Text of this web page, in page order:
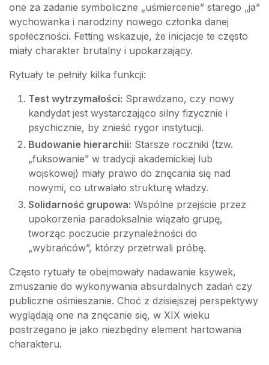
one za zadanie symboliczne „uśmiercenie” starego „ja”
wychowanka i narodziny nowego członka danej
społeczności. Fetting wskazuje, że inicjacje te często
miały charakter brutalny i upokarzający.
Rytuały te pełniły kilka funkcji:
Test wytrzymałości: Sprawdzano, czy nowy
kandydat jest wystarczająco silny fizycznie i
psychicznie, by znieść rygor instytucji.
Budowanie hierarchii: Starsze roczniki (tzw.
„fuksowanie” w tradycji akademickiej lub
wojskowej) miały prawo do znęcania się nad
nowymi, co utrwalało strukturę władzy.
Solidarność grupowa: Wspólne przejście przez
upokorzenia paradoksalnie wiązało grupę,
tworząc poczucie przynależności do
„wybrańców”, którzy przetrwali próbę.
Często rytuały te obejmowały nadawanie ksywek,
zmuszanie do wykonywania absurdalnych zadań czy
publiczne ośmieszanie. Choć z dzisiejszej perspektywy
wyglądają one na znęcanie się, w XIX wieku
postrzegano je jako niezbędny element hartowania
charakteru.